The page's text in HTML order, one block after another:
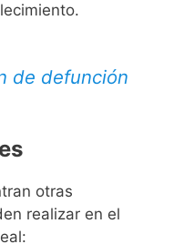
de defunción
otras
realizar en el